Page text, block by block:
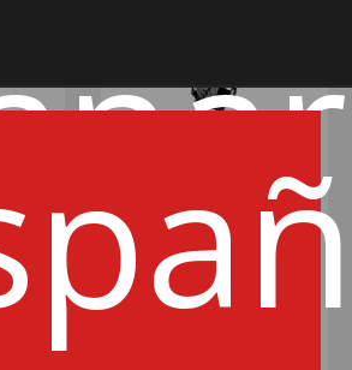
VENTILADOR SPAL d:115mm
89€